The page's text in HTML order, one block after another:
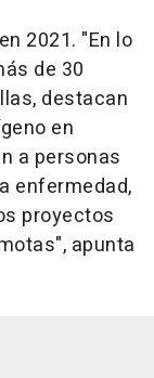
2021. "En lo
de 30
destacan
en
a personas
enfermedad,
proyectos
apunta